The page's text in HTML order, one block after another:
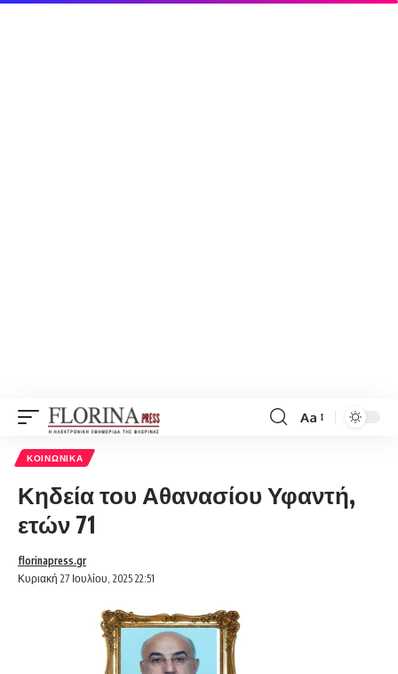
Font
Aa
ΚΟΙΝΩΝΙΚΆ
Κηδεία του Αθανασίου Υφαντή,
ετών 71
Κυριακή 27 Ιουλίου, 2025 22:51
florinapress.gr